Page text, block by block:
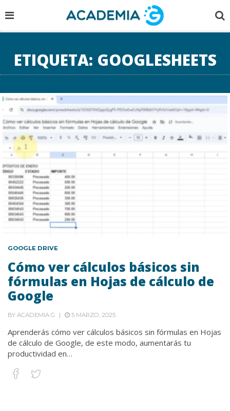
ETIQUETA: GOOGLESHEETS
GOOGLE DRIVE
Cómo ver cálculos básicos sin
fórmulas en Hojas de cálculo de
Google
BY ACADEMIA G 5 MARZO, 2025
Aprenderás cómo ver cálculos básicos sin fórmulas en Hojas
de cálculo de Google, de este modo, aumentarás tu
productividad en…